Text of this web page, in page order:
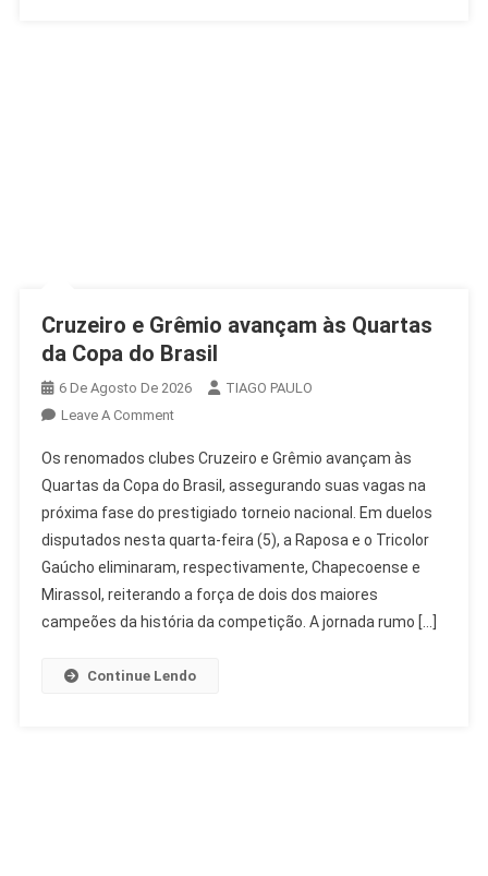
Cruzeiro e Grêmio avançam às Quartas
da Copa do Brasil
6 De Agosto De 2026
TIAGO PAULO
Leave A CommentOn
E
Grêmio
Avançam
Às
Quartas
Da
Copa
Os renomados clubes Cruzeiro e Grêmio avançam às
Quartas da Copa do Brasil, assegurando suas vagas na
próxima fase do prestigiado torneio nacional. Em duelos
disputados nesta quarta-feira (5), a Raposa e o Tricolor
Gaúcho eliminaram, respectivamente, Chapecoense e
Mirassol, reiterando a força de dois dos maiores
campeões da história da competição. A jornada rumo […]
Continue Lendo